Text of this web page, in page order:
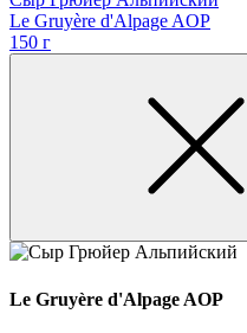
Le Gruyère d'Alpage AOP
150 г
Le Gruyère d'Alpage AOP